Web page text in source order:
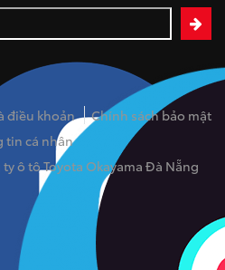
điều khoản
Chính sách bảo mật
tin cá nhân
ô tô Toyota Okayama Đà Nẵng